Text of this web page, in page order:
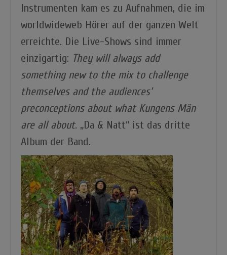
Instrumenten kam es zu Aufnahmen, die im
worldwideweb Hörer auf der ganzen Welt
erreichte. Die Live-Shows sind immer
einzigartig: They will always add
something new to the mix to challenge
themselves and the audiences’
preconceptions about what Kungens Män
are all about. „Da & Natt“ ist das dritte
Album der Band.